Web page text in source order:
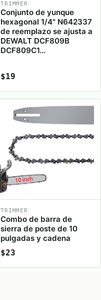
TRIMMER
Conjunto de yunque
hexagonal 1/4" N642337
de reemplazo se ajusta a
DEWALT DCF809B
DCF809C1…
$19
TRIMMER
Combo de barra de
sierra de poste de 10
pulgadas y cadena
$23